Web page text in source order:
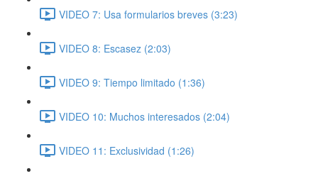
VIDEO 7: Usa formularios breves (3:23)
VIDEO 8: Escasez (2:03)
VIDEO 9: Tiempo limitado (1:36)
VIDEO 10: Muchos interesados (2:04)
VIDEO 11: Exclusividad (1:26)